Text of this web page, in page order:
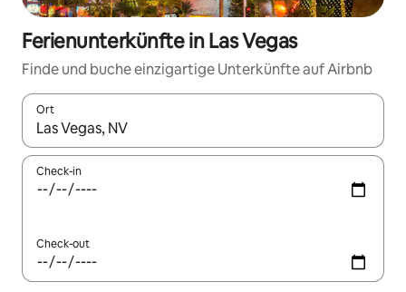
Ferienunterkünfte in Las Vegas
Finde und buche einzigartige Unterkünfte auf Airbnb
Ort
Wenn Ergebnisse verfügbar sind, navigiere mit den
Check-in
Check-out